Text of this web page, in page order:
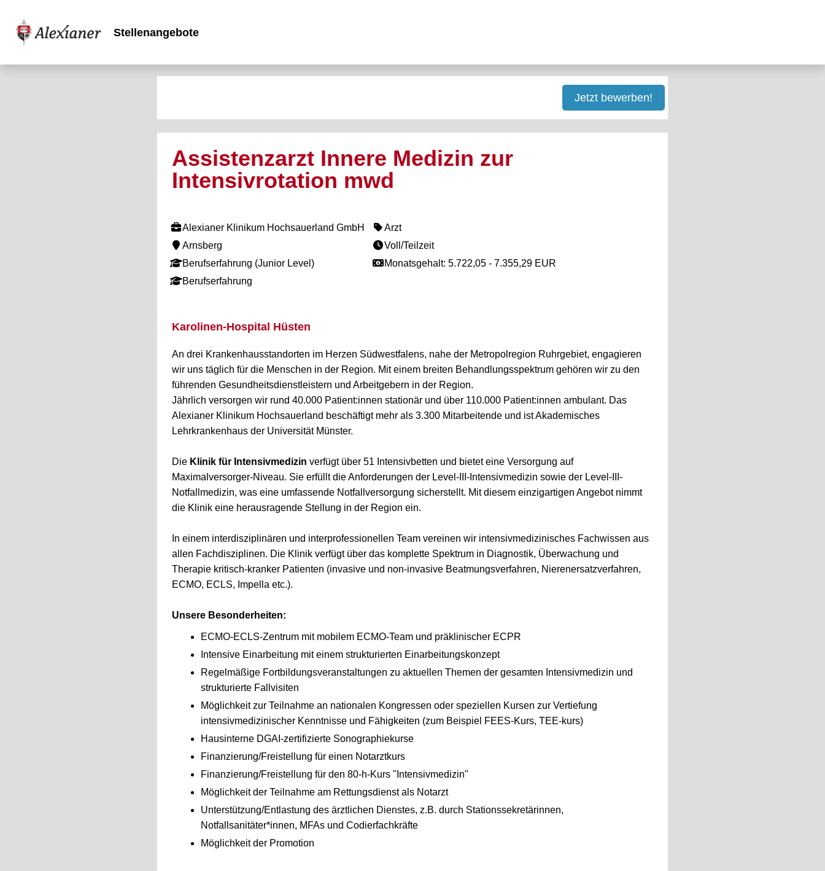
Stellenangebote
Jetzt bewerben!
Assistenzarzt Innere Medizin zur
Intensivrotation mwd
Alexianer Klinikum Hochsauerland GmbH
Arnsberg
Berufserfahrung (Junior Level)
Berufserfahrung
Arzt
Voll/Teilzeit
Monatsgehalt: 5.722,05 - 7.355,29 EUR
Karolinen-Hospital Hüsten
An drei Krankenhausstandorten im Herzen Südwestfalens, nahe der Metropolregion Ruhrgebiet, engagieren
wir uns täglich für die Menschen in der Region. Mit einem breiten Behandlungsspektrum gehören wir zu den
führenden Gesundheitsdienstleistern und Arbeitgebern in der Region.
Jährlich versorgen wir rund 40.000 Patient:innen stationär und über 110.000 Patient:innen ambulant. Das
Alexianer Klinikum Hochsauerland beschäftigt mehr als 3.300 Mitarbeitende und ist Akademisches
Lehrkrankenhaus der Universität Münster.
Die Klinik für Intensivmedizin verfügt über 51 Intensivbetten und bietet eine Versorgung auf
Maximalversorger-Niveau. Sie erfüllt die Anforderungen der Level-III-Intensivmedizin sowie der Level-III-
Notfallmedizin, was eine umfassende Notfallversorgung sicherstellt. Mit diesem einzigartigen Angebot nimmt
die Klinik eine herausragende Stellung in der Region ein.
In einem interdisziplinären und interprofessionellen Team vereinen wir intensivmedizinisches Fachwissen aus
allen Fachdisziplinen. Die Klinik verfügt über das komplette Spektrum in Diagnostik, Überwachung und
Therapie kritisch-kranker Patienten (invasive und non-invasive Beatmungsverfahren, Nierenersatzverfahren,
ECMO, ECLS, Impella etc.).
Unsere Besonderheiten:
ECMO-ECLS-Zentrum mit mobilem ECMO-Team und präklinischer ECPR
Intensive Einarbeitung mit einem strukturierten Einarbeitungskonzept
Regelmäßige Fortbildungsveranstaltungen zu aktuellen Themen der gesamten Intensivmedizin und
strukturierte Fallvisiten
Möglichkeit zur Teilnahme an nationalen Kongressen oder speziellen Kursen zur Vertiefung
intensivmedizinischer Kenntnisse und Fähigkeiten (zum Beispiel FEES-Kurs, TEE-kurs)
Hausinterne DGAI-zertifizierte Sonographiekurse
Finanzierung/Freistellung für einen Notarztkurs
Finanzierung/Freistellung für den 80-h-Kurs "Intensivmedizin"
Möglichkeit der Teilnahme am Rettungsdienst als Notarzt
Unterstützung/Entlastung des ärztlichen Dienstes, z.B. durch Stationssekretärinnen,
Notfallsanitäter*innen, MFAs und Codierfachkräfte
Möglichkeit der Promotion